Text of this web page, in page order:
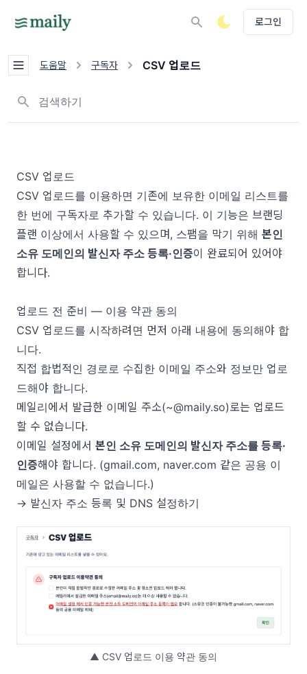
로그인
도움말 구독자 CSV 업로드
뉴스레터, 태그 검색하기
CSV 업로드
CSV 업로드를 이용하면 기존에 보유한 이메일 리스트를
한 번에 구독자로 추가할 수 있습니다. 이 기능은 브랜딩
플랜 이상에서 사용할 수 있으며, 스팸을 막기 위해 본인
소유 도메인의 발신자 주소 등록·인증이 완료되어 있어야
합니다.
업로드 전 준비 — 이용 약관 동의
CSV 업로드를 시작하려면 먼저 아래 내용에 동의해야 합
니다.
직접 합법적인 경로로 수집한 이메일 주소와 정보만 업로
드해야 합니다.
메일리에서 발급한 이메일 주소(~@maily.so)로는 업로드
할 수 없습니다.
이메일 설정에서 본인 소유 도메인의 발신자 주소를 등록·
인증해야 합니다. (gmail.com, naver.com 같은 공용 이
메일은 사용할 수 없습니다.)
→ 발신자 주소 등록 및 DNS 설정하기
▲ CSV 업로드 이용 약관 동의